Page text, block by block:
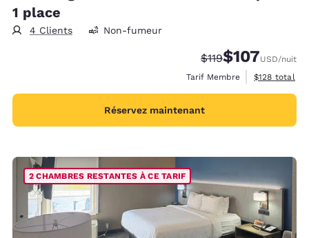
1 place
4 Clients Non-fumeur
Tarif barré :
$119Tarif réduit :
$107USD/nuit
Tarif Membre
Afficher les
$128 total
Réservez maintenant
2 CHAMBRES RESTANTES À CE TARIF